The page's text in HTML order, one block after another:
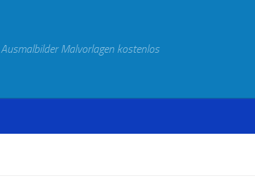
Ausmalbilder Malvorlagen kostenlos